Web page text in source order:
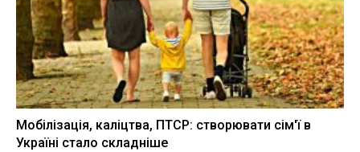
Мобілізація, каліцтва, ПТСР: створювати сім'ї в
Україні стало складніше